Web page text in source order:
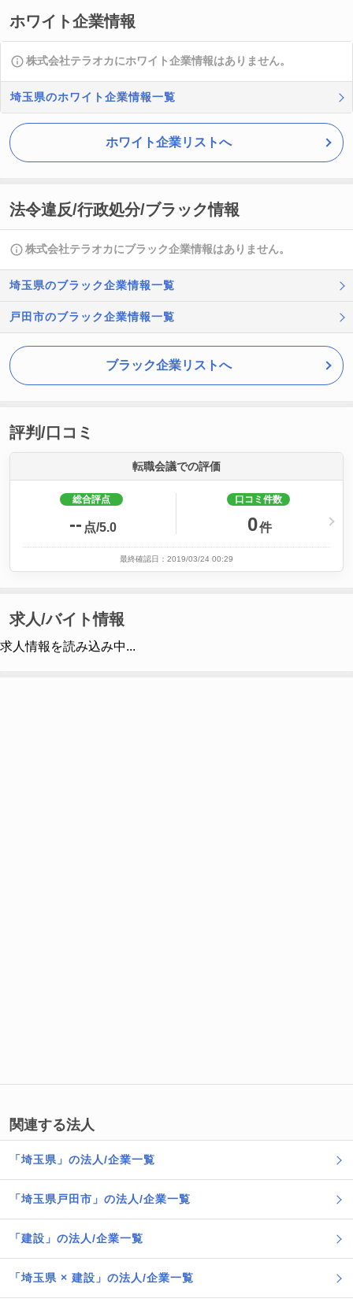
ホワイト企業情報
株式会社テラオカにホワイト企業情報はありません。
埼玉県のホワイト企業情報一覧
ホワイト企業リストへ
法令違反/行政処分/ブラック情報
株式会社テラオカにブラック企業情報はありません。
埼玉県のブラック企業情報一覧
戸田市のブラック企業情報一覧
ブラック企業リストへ
評判/口コミ
転職会議での評価
総合評点
-- 点/5.0
口コミ件数
0件
最終確認日：2019/03/24 00:29
求人/バイト情報
求人情報を読み込み中...
関連する法人
「埼玉県」の法人/企業一覧
「埼玉県戸田市」の法人/企業一覧
「建設」の法人/企業一覧
「埼玉県 × 建設」の法人/企業一覧